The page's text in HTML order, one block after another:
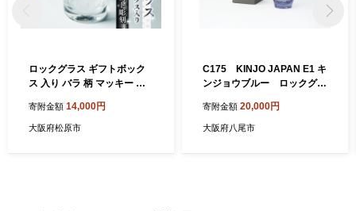
べることができます。しゃきしゃきとした歯ざわりとほのかな苦
味が食卓に春を運びます。
ロックグラス ギフトボック
ス 入り バラ 柄 マッキー マ
ドブラスト 彫刻 ギフト お祝
い プレゼント 記念日 ギフト
寄附金額 14,000円
大阪府松原市
C175 KINJO JAPAN E1 キ
ンジョウブルー ロックグラ
コーン コップ グラス おしゃ
れ 透明 大阪 八尾市】
寄附金額 20,000円
大阪府八尾市